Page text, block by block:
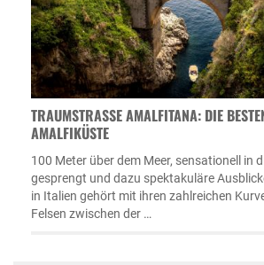
TRAUMSTRASSE AMALFITANA: DIE
MALFIKÜSTE
100 Meter über dem Meer, sensationell in
gesprengt und dazu spektakuläre
in Italien gehört mit ihren zahlreichen
Felsen zwischen der …